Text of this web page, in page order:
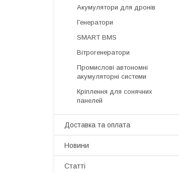
Акумулятори для дронів
Генератори
SMART BMS
Вітрогенератори
Промислові автономні
акумуляторні системи
Кріплення для сонячних
панелей
Доставка та оплата
Новини
Статті